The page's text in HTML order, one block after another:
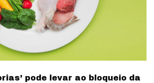
pode levar ao bloqueio da